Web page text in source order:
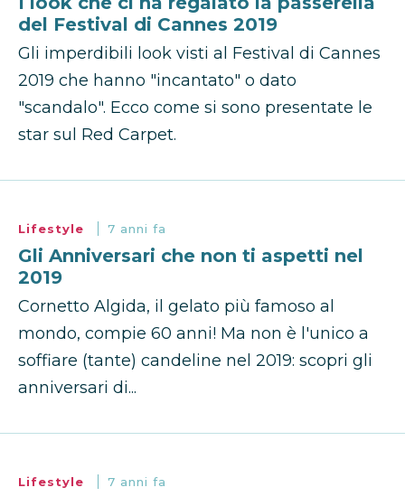
del Festival di Cannes 2019
Gli imperdibili look visti al Festival di Cannes
2019 che hanno "incantato" o dato
"scandalo". Ecco come si sono presentate le
star sul Red Carpet.
Lifestyle 7 anni fa
Gli Anniversari che non ti aspetti nel
2019
Cornetto Algida, il gelato più famoso al
mondo, compie 60 anni! Ma non è l'unico a
soffiare (tante) candeline nel 2019: scopri gli
anniversari di...
Lifestyle 7 anni fa